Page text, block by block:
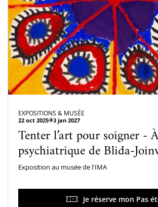
EXPOSITIONS & MUSÉE
22 oct 2025 3 jan 2027
Tenter l’art pour soigner -
psychiatrique de Blida-
les années 1960
Exposition au musée de l'IMA
Je réserve mon Pas